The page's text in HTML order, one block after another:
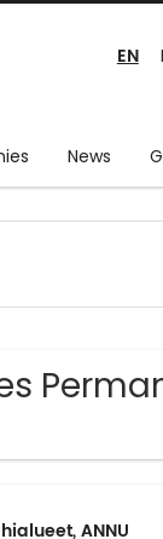
EN
News
ANNU